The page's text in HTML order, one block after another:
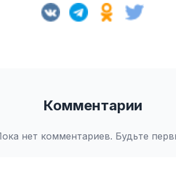
Комментарии
нет комментариев. Будьте